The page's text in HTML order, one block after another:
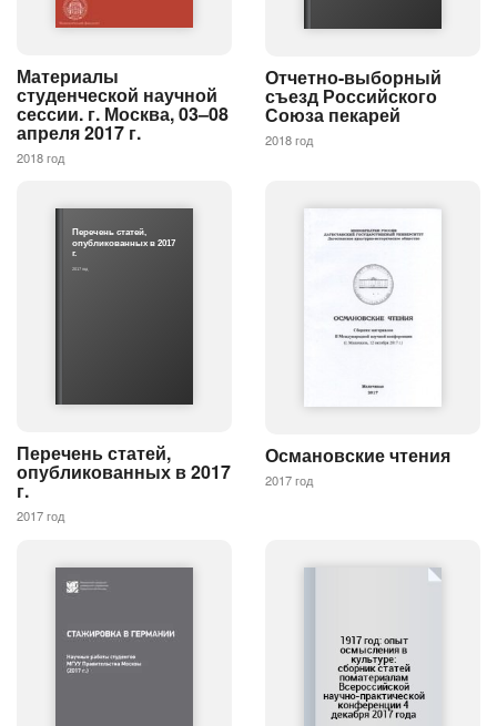
Материалы
студенческой научной
сессии. г. Москва, 03–08
апреля 2017 г.
2018 год
Отчетно-выборный
съезд Российского
Союза пекарей
2018 год
Перечень статей,
опубликованных в 2017
г.
2017 год
Перечень статей,
опубликованных в 2017
г.
2017 год
Османовские чтения
2017 год